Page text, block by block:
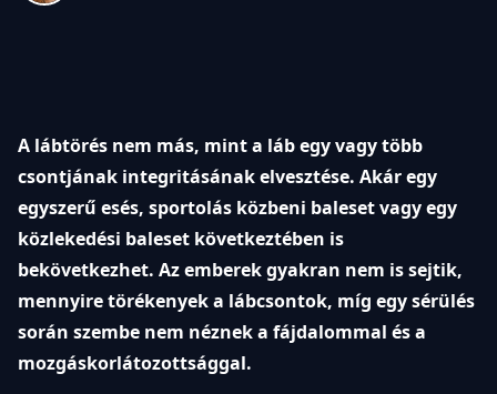
A lábtörés nem más, mint a láb egy vagy több
csontjának integritásának elvesztése. Akár egy
egyszerű esés, sportolás közbeni baleset vagy egy
közlekedési baleset következtében is
bekövetkezhet. Az emberek gyakran nem is sejtik,
mennyire törékenyek a lábcsontok, míg egy sérülés
során szembe nem néznek a fájdalommal és a
mozgáskorlátozottsággal.